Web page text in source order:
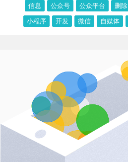
信息 公众号 公众平台 删除
小程序
开发 微信 自媒体